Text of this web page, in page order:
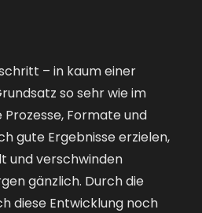
– in kaum einer
so sehr wie im
Formate und
gute Ergebnisse erzielen,
und verschwinden
gänzlich. Durch die
diese Entwicklung noch